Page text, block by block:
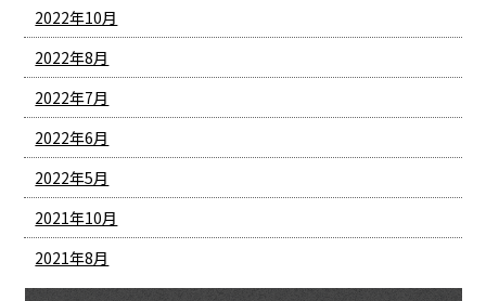
2022年10月
2022年8月
2022年7月
2022年6月
2022年5月
2021年10月
2021年8月